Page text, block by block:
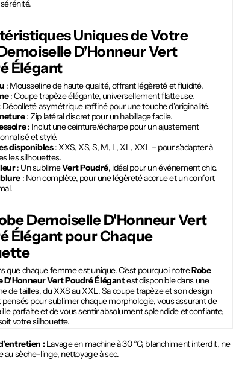
Uniques de Votre
D'Honneur Vert
Élégant
: Mousseline de haute qualité, offrant légèreté et fluidité.
: Coupe trapèze élégante, universellement flatteuse.
: Décolleté asymétrique raffiné pour une touche d'originalité.
: Zip latéral discret pour un habillage facile.
: Inclut une ceinture/écharpe pour un ajustement
et stylé.
disponibles: XXS, XS, S, M, L, XL, XXL – pour s'adapter à
les silhouettes.
: Un sublimeVert Poudré, idéal pour un événement chic.
: Non complète, pour une légèreté accrue et un confort
Demoiselle D'Honneur Vert
Élégant pour Chaque
que chaque femme est unique. C'est pourquoi notreRobe
D'Honneur Vert Poudré Élégantest disponible dans une
de tailles, du XXS au XXL. Sa coupe trapèze et son design
pour sublimer chaque morphologie, vous assurant de
parfaite et de vous sentir absolument splendide et confiante,
votre silhouette.
:Lavage en machine à 30 °C, blanchiment interdit, ne
au sèche-linge, nettoyage à sec.